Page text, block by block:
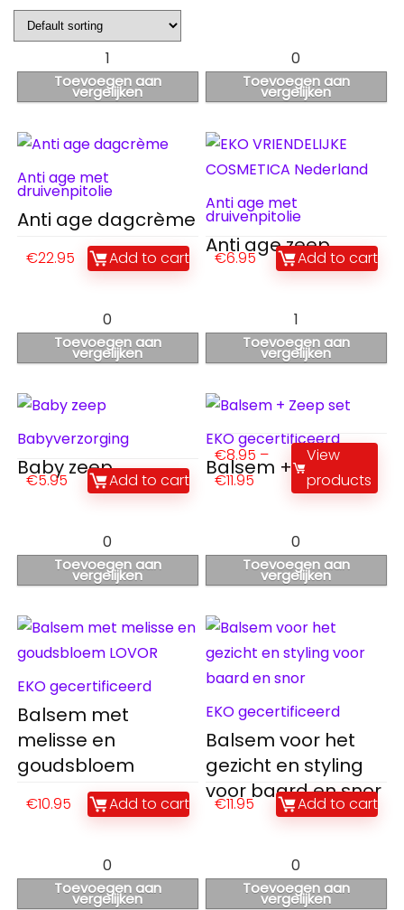
1
Toevoegen aan
vergelijken
Anti age met
druivenpitolie
Anti age dagcrème
€22.95 Add to cart
0
Toevoegen aan
vergelijken
Anti age met
druivenpitolie
Anti age zeep
€6.95 Add to cart
0
Toevoegen aan
vergelijken
Babyverzorging
Baby zeep
€5.95 Add to cart
1
Toevoegen aan
vergelijken
EKO gecertificeerd
Balsem + Zeep set
€8.95 –
€11.95
View
products
0
Toevoegen aan
vergelijken
EKO gecertificeerd
Balsem met
melisse en
goudsbloem
€10.95 Add to cart
0
Toevoegen aan
vergelijken
EKO gecertificeerd
Balsem voor het
gezicht en styling
voor baard en snor
€11.95 Add to cart
0
Toevoegen aan
vergelijken
0
Toevoegen aan
vergelijken